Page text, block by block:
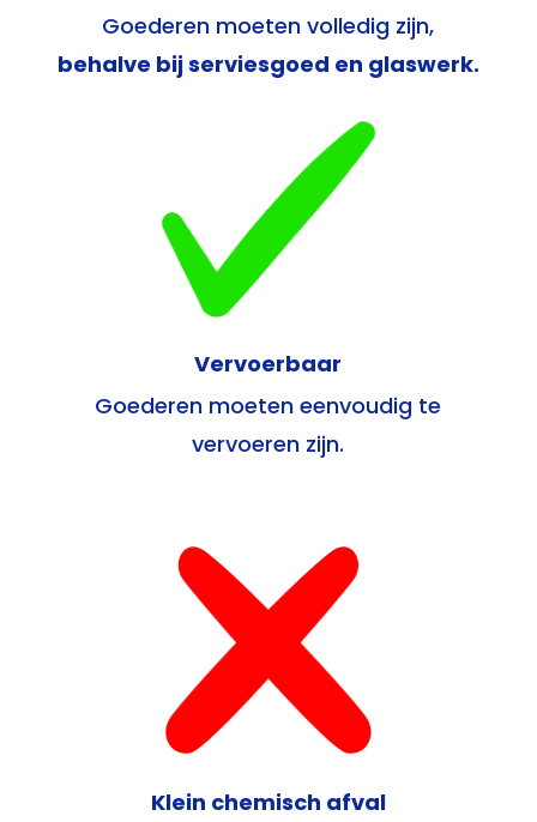
Goederen moeten volledig zijn,
behalve bij serviesgoed en glaswerk.
Vervoerbaar
Goederen moeten eenvoudig te
vervoeren zijn.
Klein chemisch afval